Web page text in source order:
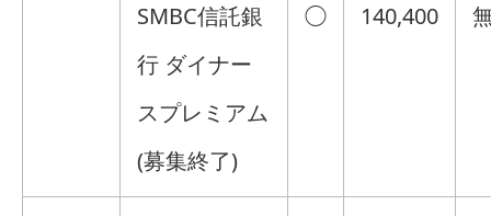
SMBC信託銀
行 ダイナー
スプレミアム
(募集終了)
◯ 140,400